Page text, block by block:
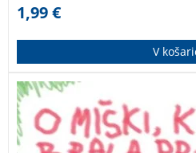
1,99€
V
Pobarvanka za otroke od 4.